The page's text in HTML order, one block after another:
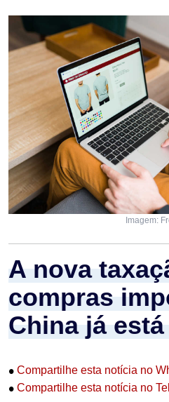
Imagem:
A nova
compras
China já
• Compartilhe esta notícia no
• Compartilhe esta notícia no